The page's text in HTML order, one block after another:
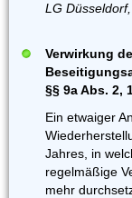
LG
Verwirkung
§§ 9a Abs. 2,
Ein etwaiger
Jahres, in
regelmäßige
mehr